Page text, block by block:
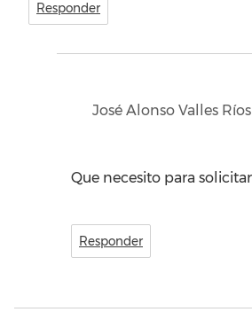
Responder
José Alonso Valles Ríos
Que necesito para
Responder